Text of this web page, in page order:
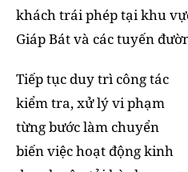
khách trái phép tại khu
Giáp Bát và các tuyến
Tiếp tục duy trì công tác
kiểm tra, xử lý vi phạm
từng bước làm chuyển
biến việc hoạt động kinh